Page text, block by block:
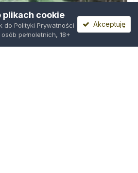
plikach cookie
do Polityki Prywatności
pełnoletnich, 18+
Akceptuję